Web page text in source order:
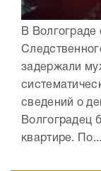
В Волгограде
задержали
сведений о
Волгоградец
квартире. По...